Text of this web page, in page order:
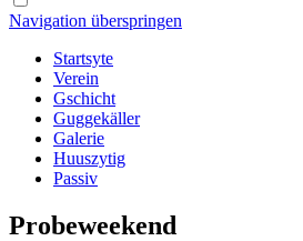
Navigation überspringen
Startsyte
Verein
Gschicht
Guggekäller
Galerie
Huuszytig
Passiv
Probeweekend